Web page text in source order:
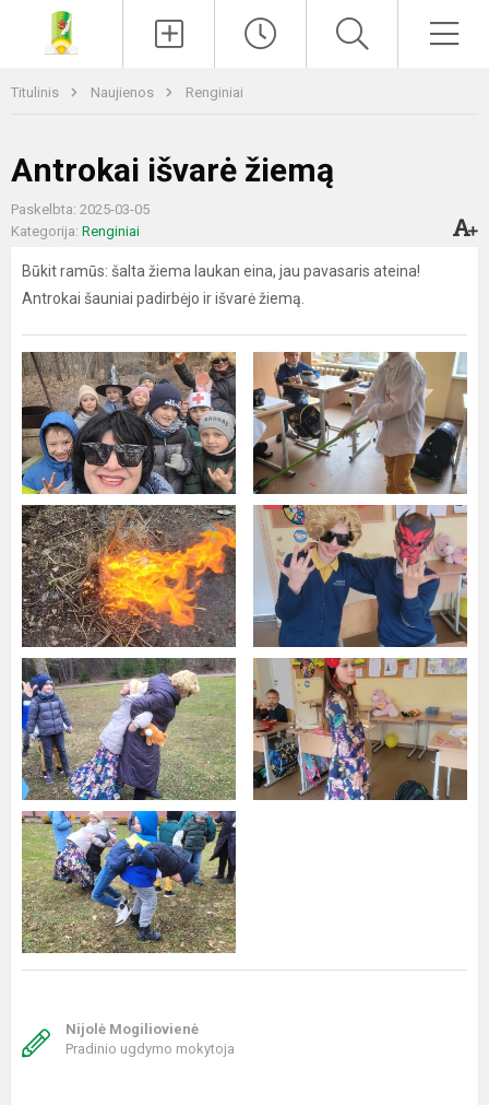
Titulinis Naujienos Renginiai
Antrokai išvarė žiemą
Paskelbta: 2025-03-05
Kategorija: Renginiai
Būkit ramūs: šalta žiema laukan eina, jau pavasaris ateina!
Antrokai šauniai padirbėjo ir išvarė žiemą.
Nijolė Mogiliovienė
Pradinio ugdymo mokytoja